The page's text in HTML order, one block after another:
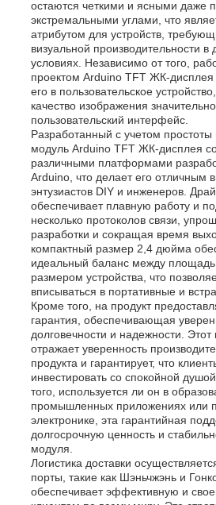
Домой
Продукция
Видео
О нас
Экскурсия по заводу
Контроль качества
Свяжитесь с нами
Новости
Случаи
остаются четкими и ясными даже
экстремальными углами, что
атрибутом для устройств,
визуальной производительности
условиях. Независимо от того,
проектом Arduino TFT ЖК-дисплея
его в пользовательское
качество изображения
пользовательский интерфейс.
Разработанный с учетом простоты
модуль Arduino TFT ЖК-дисплея
различными платформами
Arduino, что делает его отличным
энтузиастов DIY и инженеров.
обеспечивает плавную работу и
несколько протоколов связи,
разработки и сокращая время
компактный размер 2,4 дюйма
идеальный баланс между
размером устройства, что
вписываться в портативные и
Кроме того, на продукт
гарантия, обеспечивающая
долговечности и надежности. Этот
отражает уверенность
продукта и гарантирует, что
инвестировать со спокойной
того, используется ли он в
промышленных приложениях или
электронике, эта гарантийная
долгосрочную ценность и
модуля.
Логистика доставки
порты, такие как Шэньчжэнь и
обеспечивает эффективную и